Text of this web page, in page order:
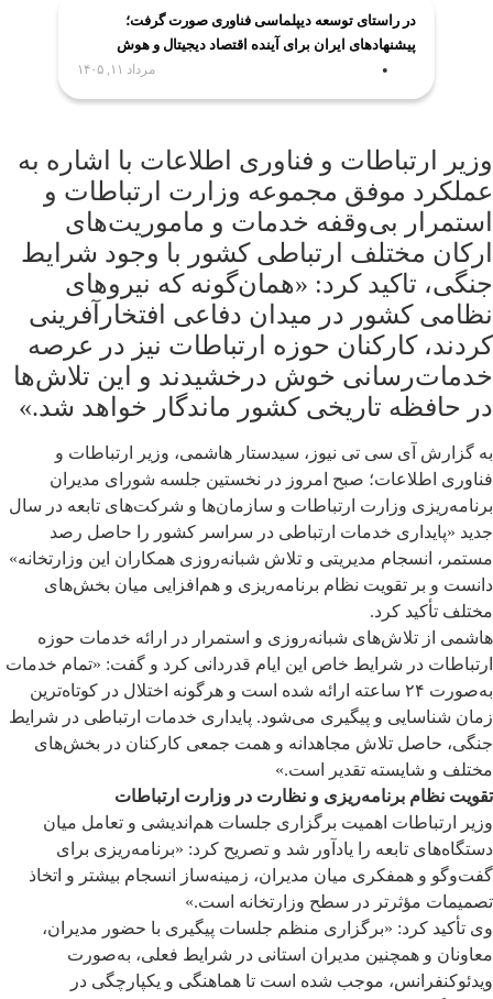
در راستای توسعه دیپلماسی فناوری صورت گرفت؛
پیشنهادهای ایران برای آینده اقتصاد دیجیتال و هوش
مصنوعی روی میز اجلاس جهانی اینترنت
مرداد ۱۱, ۱۴۰۵
وزیر ارتباطات و فناوری اطلاعات با اشاره به
عملکرد موفق مجموعه وزارت ارتباطات و
استمرار بی‌وقفه خدمات و ماموریت‌های
ارکان مختلف ارتباطی کشور با وجود شرایط
جنگی، تاکید کرد: «همان‌گونه که نیروهای
نظامی کشور در میدان دفاعی افتخارآفرینی
کردند، کارکنان حوزه ارتباطات نیز در عرصه
خدمات‌رسانی خوش درخشیدند و این تلاش‌ها
در حافظه تاریخی کشور ماندگار خواهد شد.»
به گزارش آی سی تی نیوز، سیدستار هاشمی، وزیر ارتباطات و
فناوری اطلاعات؛ صبح امروز در نخستین جلسه شورای مدیران
برنامه‌ریزی وزارت ارتباطات و سازمان‌ها و شرکت‌های تابعه در سال
جدید «پایداری خدمات ارتباطی در سراسر کشور را حاصل رصد
مستمر، انسجام مدیریتی و تلاش شبانه‌روزی همکاران این وزارتخانه»
دانست و بر تقویت نظام برنامه‌ریزی و هم‌افزایی میان بخش‌های
مختلف تأکید کرد.
هاشمی از تلاش‌های شبانه‌روزی و استمرار در ارائه خدمات حوزه
ارتباطات در شرایط خاص این ایام قدردانی کرد و گفت: «تمام خدمات
به‌صورت ۲۴ ساعته ارائه شده است و هرگونه اختلال در کوتاه‌ترین
زمان شناسایی و پیگیری می‌شود. پایداری خدمات ارتباطی در شرایط
جنگی، حاصل تلاش مجاهدانه و همت جمعی کارکنان در بخش‌های
مختلف و شایسته تقدیر است.»
تقویت نظام برنامه‌ریزی و نظارت در وزارت ارتباطات
وزیر ارتباطات اهمیت برگزاری جلسات هم‌اندیشی و تعامل میان
دستگاه‌های تابعه را یادآور شد و تصریح کرد: «برنامه‌ریزی برای
گفت‌وگو و همفکری میان مدیران، زمینه‌ساز انسجام بیشتر و اتخاذ
تصمیمات مؤثرتر در سطح وزارتخانه است.»
وی تأکید کرد: «برگزاری منظم جلسات پیگیری با حضور مدیران،
معاونان و همچنین مدیران استانی در شرایط فعلی، به‌صورت
ویدئوکنفرانس، موجب شده است تا هماهنگی و یکپارچگی در